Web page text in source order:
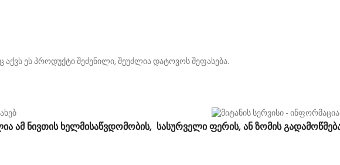
ეს პროდუქტი შეძენილი, შეუძლია დატოვოს შეფასება.
ამ ნივთის ხელმისაწვდომობის, სასურველი ფერის, ან ზომის